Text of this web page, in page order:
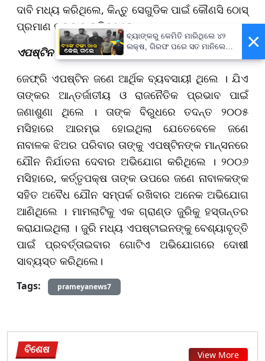
ଦାବି ମଧ୍ୟ କରିଥିଲେ, କିନ୍ତୁ ସେଗୁଡିକ ପାଇଁ କୌଣସି ଠୋସ୍
ପ୍ରମାଣ ପ୍ରଦାନ କରିନଥିଲେ।
ଏପଷ୍ଟିନ ଫାଇଲ୍ସ ମାମଲା କ’ଣ?
ଜେଫ୍ରି ଏପଷ୍ଟିନ ଜଣେ ଆର୍ଥିକ ବ୍ୟବସାୟୀ ଥିଲେ । ଯିଏ
ତାଙ୍କର ଆନ୍ତର୍ଜାତୀୟ ଓ ରାଜନୈତିକ ପ୍ରଭାବ ପାଇଁ
ଜଣାଶୁଣା ଥିଲେ । ତାଙ୍କ ବିରୁଧରେ ତଦନ୍ତ ୨୦୦୫
ମସିହାରେ ଆରମ୍ଭ ହୋଇଥିଲା ଯେତେବେଳେ ଜଣେ
ନାବାଳକ ଝିଅର ପରିବାର ତାଙ୍କୁ ଏପଷ୍ଟିନଙ୍କ ମାନ୍ସନରେ
ଯୌନ ନିର୍ଯାତନା ଦେବାର ଅଭିଯୋଗ କରିଥିଲେ । ୨୦୦୬
ମସିହାରେ, କର୍ତ୍ତୃପକ୍ଷ ତାଙ୍କ ଉପରେ ଜଣେ ନାବାଳକଙ୍କ
ସହିତ ଅବୈଧ ଯୌନ ସମ୍ପର୍କ ରଖିବାର ଅନେକ ଅଭିଯୋଗ
ଆଣିଥିଲେ । ମାମଲାଟିକୁ ଏକ ଗ୍ରାଣ୍ଡ ଜୁରିକୁ ହସ୍ତାନ୍ତର
କରାଯାଇଥିଲା । ଜୁରି ମଧ୍ୟ ଏପଷ୍ଟାଇନଙ୍କୁ ବେଶ୍ୟାବୃତ୍ତି
ପାଇଁ ପ୍ରବର୍ତ୍ତାଇବାର ଗୋଟିଏ ଅଭିଯୋଗରେ ଦୋଷୀ
ସାବ୍ୟସ୍ତ କରିଥିଲେ।
Tags: prameyanews7
ବିଶେଷ View More
×
ବ୍ୟାଙ୍କରୁ କେମିତି ମାରିଥିଲେ ୪୨
ଲକ୍ଷ, ଗିରଫ ପରେ ସତ ମାନିଲେ
ବାପ-ପୁଅ